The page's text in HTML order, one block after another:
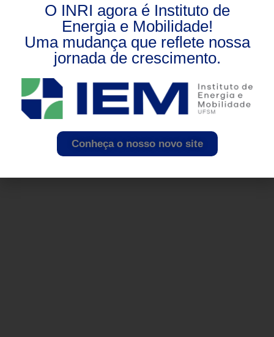
O INRI agora é Instituto de
Energia e Mobilidade!
Uma mudança que reflete nossa
jornada de crescimento.
Conheça o nosso novo site